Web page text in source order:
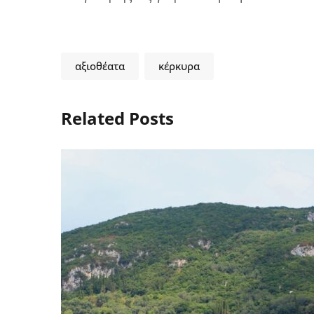
αξιοθέατα κέρκυρα
Related Posts